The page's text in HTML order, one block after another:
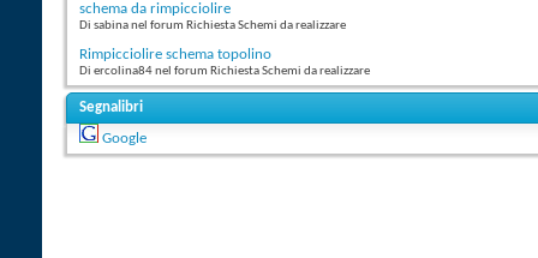
schema da rimpicciolire
Di sabina nel forum Richiesta Schemi da realizzare
Rimpicciolire schema topolino
Di ercolina84 nel forum Richiesta Schemi da realizzare
Segnalibri
Google